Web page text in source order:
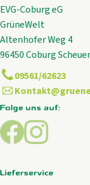
EVG-Coburg eG
GrüneWelt
Altenhofer Weg 4
96450 Coburg
09561/62623
Folge uns auf:
Externer Link
Externer
Lieferservice